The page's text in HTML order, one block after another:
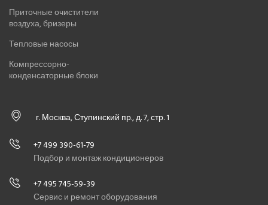
Приточные очистители
воздуха, бризеры
Тепловые насосы
Компрессорно-
конденсаторные блоки
г. Москва, Ступинский пр., д. 7, стр. 1
+7 499 390-61-79
Подбор и монтаж кондиционеров
+7 495 745-59-39
Сервис и ремонт оборудования